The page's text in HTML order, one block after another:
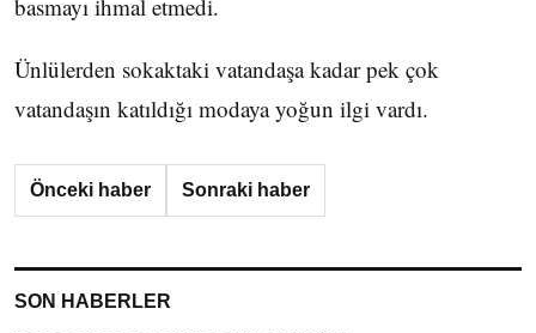
basmayı ihmal etmedi.
Ünlülerden sokaktaki vatandaşa kadar pek çok
vatandaşın katıldığı modaya yoğun ilgi vardı.
Önceki haber Sonraki haber
SON HABERLER